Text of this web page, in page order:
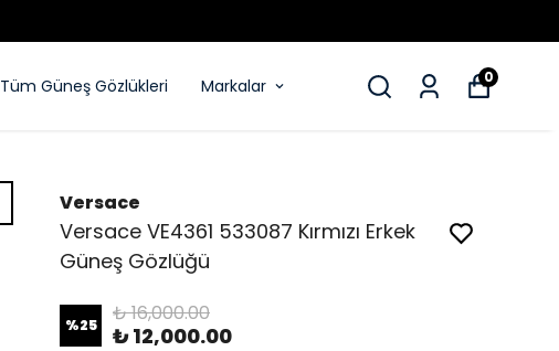
Tüm Güneş Gözlükleri Markalar 0
Versace
Versace VE4361 533087 Kırmızı Erkek
Güneş Gözlüğü
%25 ₺ 16,000.00
₺ 12,000.00